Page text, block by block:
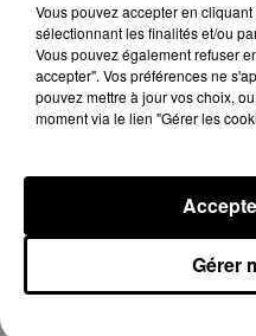
connaissent la...
Le C'CMBM affrontera
Centre à l'occasion des
France.
Vous pouvez accepter en
sélectionnant les finalités et/ou
Vous pouvez également refuser
accepter". Vos préférences ne
pouvez mettre à jour vos choix,
moment via le lien "Gérer les
Gérer